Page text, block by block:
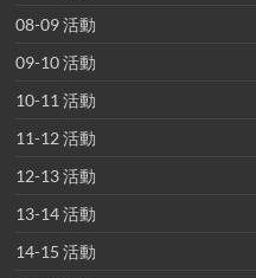
08-09 活動
09-10 活動
10-11 活動
11-12 活動
12-13 活動
13-14 活動
14-15 活動